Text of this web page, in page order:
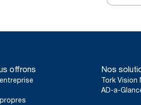
offrons Nos
Tork Vision
AD-a-